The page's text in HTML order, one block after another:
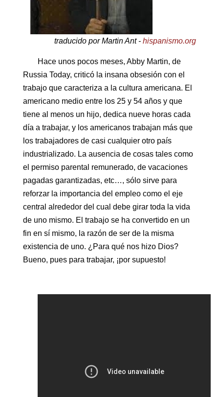
traducido por Martin Ant -hispanismo.org
Hace unos pocos meses, Abby Martin, de
Russia Today, criticó la insana obsesión con el
trabajo que caracteriza a la cultura americana. El
americano medio entre los 25 y 54 años y que
tiene al menos un hijo, dedica nueve horas cada
día a trabajar, y los americanos trabajan más que
los trabajadores de casi cualquier otro país
industrializado. La ausencia de cosas tales como
el permiso parental remunerado, de vacaciones
pagadas garantizadas, etc…, sólo sirve para
reforzar la importancia del empleo como el eje
central alrededor del cual debe girar toda la vida
de uno mismo. El trabajo se ha convertido en un
fin en sí mismo, la razón de ser de la misma
existencia de uno. ¿Para qué nos hizo Dios?
Bueno, pues para trabajar, ¡por supuesto!